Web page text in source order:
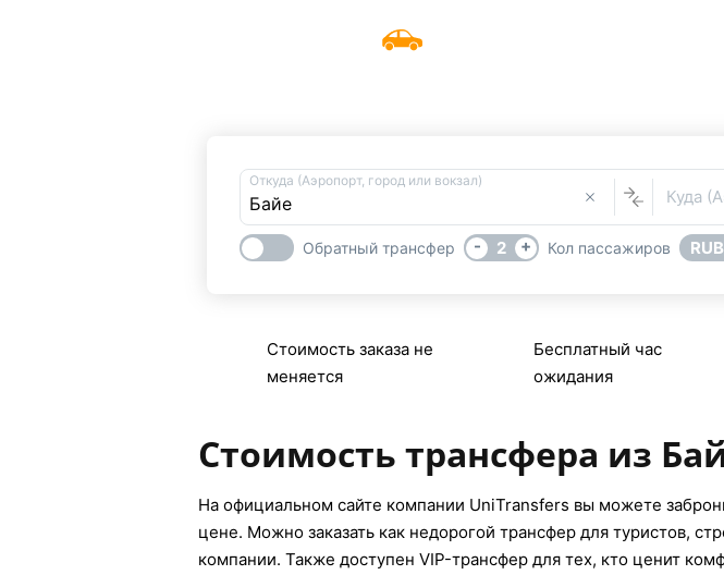
Откуда (Аэропорт, город или вокзал)
Куда
Обратный трансфер - 2 + Кол пассажиров RUB
Стоимость заказа не
меняется
Бесплатный час
ожидания
Стоимость трансфера из
На официальном сайте компании UniTransfers вы можете
цене. Можно заказать как недорогой трансфер для туристов,
компании. Также доступен VIP-трансфер для тех, кто ценит